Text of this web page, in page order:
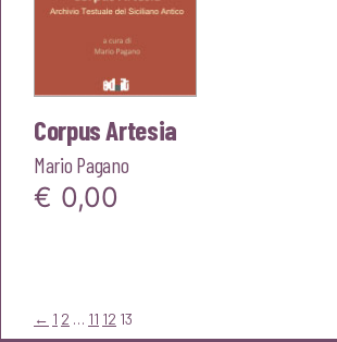
Corpus Artesia
Mario Pagano
€ 0,00
← 1 2 … 11 12 13